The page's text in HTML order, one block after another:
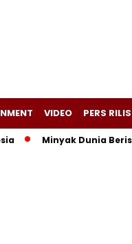
VIDEO PERS RILIS
Minyak Dunia